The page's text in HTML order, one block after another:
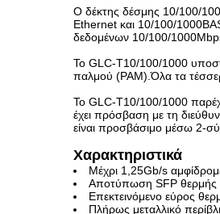
Ο δέκτης δέσμης 10/100/
Ethernet και 10/100/
δεδομένων 10/100/
Το GLC-T10/100/1000
παλμού (PAM).Όλα τα
Το GLC-T10/100/1000
έχει πρόσβαση με τη
είναι προσβάσιμο μέσω 2-
Χαρακτηριστικά
Μέχρι 1,25Gb/s
Αποτύπωση SFP θερμής
Επεκτεινόμενο εύρος
Πλήρως μεταλλικό